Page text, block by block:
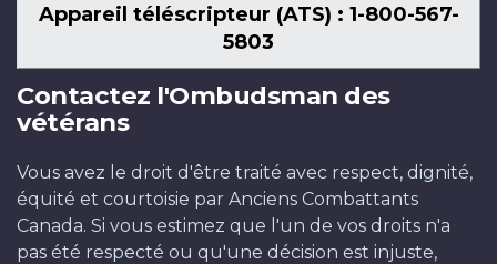
Appareil téléscripteur (ATS) : 1-800-567-
5803
Contactez l'Ombudsman des
vétérans
Vous avez le droit d'être traité avec respect, dignité,
équité et courtoisie par Anciens Combattants
Canada. Si vous estimez que l'un de vos droits n'a
pas été respecté ou qu'une décision est injuste,